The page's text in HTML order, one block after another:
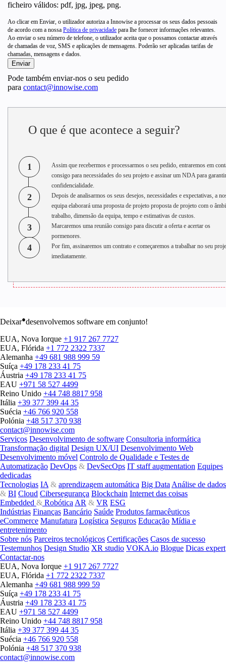
ficheiro válidos: pdf, jpg, jpeg, png.
Ao clicar em Enviar, o utilizador autoriza a Innowise a processar os seus dados pessoais
de acordo com a nossa Política de privacidade para lhe fornecer informações relevantes.
Ao enviar o seu número de telefone, o utilizador aceita que o possamos contactar através
de chamadas de voz, SMS e aplicações de mensagens. Poderão ser aplicadas tarifas de
chamadas, mensagens e dados.
Pode também enviar-nos o seu pedido
para contact@innowise.com
O que é que acontece a seguir?
1
Assim que recebermos e processarmos o seu pedido, entraremos em
consigo para necessidades do seu projeto e assinar um NDA para
confidencialidade.
2
Depois de analisarmos os seus desejos, necessidades e expectativas, a
equipa elaborará uma proposta de projeto proposta de projeto com o
trabalho, dimensão da equipa, tempo e estimativas de custos.
3
Marcaremos uma reunião consigo para discutir a oferta e acertar os
pormenores.
4
Por fim, assinaremos um contrato e começaremos a trabalhar no seu
imediatamente.
Deixar●desenvolvemos software em conjunto!
EUA, Nova Iorque +1 917 267 7727
EUA, Flórida +1 772 2322 7337
Alemanha +49 681 988 999 59
Suíça +49 178 233 41 75
Áustria +49 178 233 41 75
EAU +971 58 527 4499
Reino Unido +44 748 8817 958
Itália +39 377 399 44 35
Suécia +46 766 920 558
Polónia +48 517 370 938
contact@innowise.com
Serviços Desenvolvimento de software Consultoria informática
Transformação digital Design UX/UI Desenvolvimento Web
Desenvolvimento móvel Controlo de Qualidade e Testes de
Automatização DevOps & DevSecOps IT staff augmentation Equipes
dedicadas
Tecnologias IA & aprendizagem automática Big Data Análise de dados
& BI Cloud Cibersegurança Blockchain Internet das coisas
Embedded & Robótica AR & VR ESG
Indústrias Finanças Bancário Saúde Produtos farmacêuticos
eCommerce Manufatura Logística Seguros Educação Mídia e
entretenimento
Sobre nós Parceiros tecnológicos Certificações Casos de sucesso
Testemunhos Design Studio XR studio VOKA.io Blogue Dicas expert
Contactar-nos
EUA, Nova Iorque +1 917 267 7727
EUA, Flórida +1 772 2322 7337
Alemanha +49 681 988 999 59
Suíça +49 178 233 41 75
Áustria +49 178 233 41 75
EAU +971 58 527 4499
Reino Unido +44 748 8817 958
Itália +39 377 399 44 35
Suécia +46 766 920 558
Polónia +48 517 370 938
contact@innowise.com